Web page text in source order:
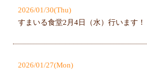
2026/01/30(Thu)
すまいる食堂2月4日（水）行います！
2026/01/27(Mon)